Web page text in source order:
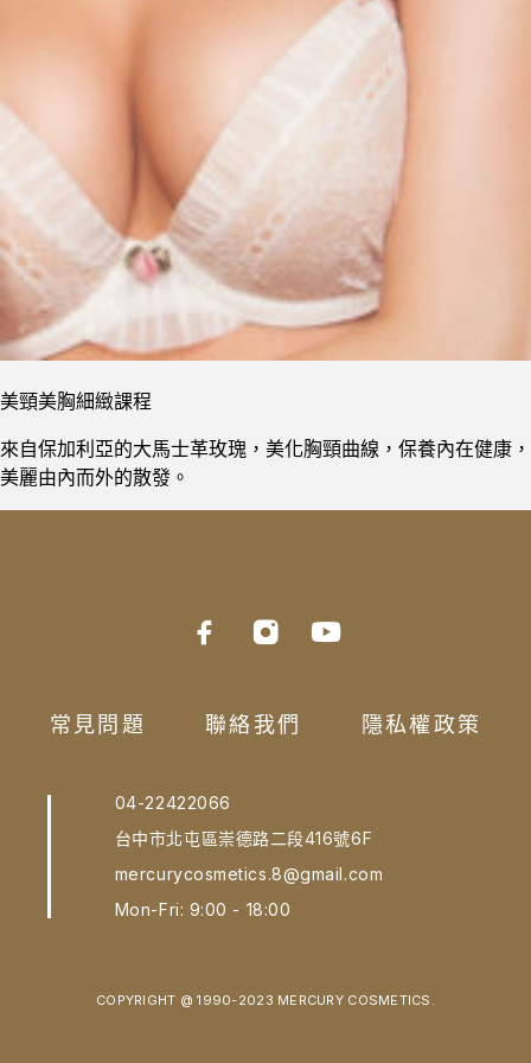
美頸美胸細緻課程
來自保加利亞的大馬士革玫瑰，美化胸頸曲線，保養內在健康，
美麗由內而外的散發。
常見問題 聯絡我們 隱私權政策
04-22422066
台中市北屯區崇德路二段416號6F
mercurycosmetics.8@gmail.com
Mon-Fri: 9:00 - 18:00
COPYRIGHT @ 1990-2023 MERCURY COSMETICS.